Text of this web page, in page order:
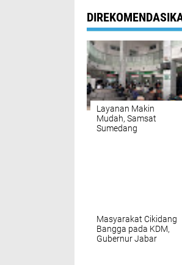
Layanan Makin
Mudah, Samsat
Sumedang
Masyarakat Cikidang
Bangga pada KDM,
Gubernur Jabar